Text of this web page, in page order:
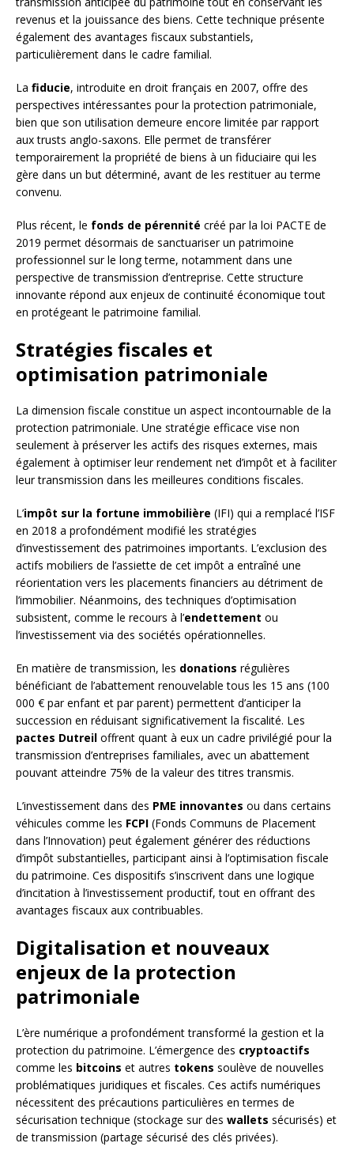
revenus et la jouissance des biens. Cette technique présente
également des avantages fiscaux substantiels,
particulièrement dans le cadre familial.
La fiducie, introduite en droit français en 2007, offre des
perspectives intéressantes pour la protection patrimoniale,
bien que son utilisation demeure encore limitée par rapport
aux trusts anglo-saxons. Elle permet de transférer
temporairement la propriété de biens à un fiduciaire qui les
gère dans un but déterminé, avant de les restituer au terme
convenu.
Plus récent, le fonds de pérennité créé par la loi PACTE de
2019 permet désormais de sanctuariser un patrimoine
professionnel sur le long terme, notamment dans une
perspective de transmission d’entreprise. Cette structure
innovante répond aux enjeux de continuité économique tout
en protégeant le patrimoine familial.
Stratégies fiscales et
optimisation patrimoniale
La dimension fiscale constitue un aspect incontournable de la
protection patrimoniale. Une stratégie efficace vise non
seulement à préserver les actifs des risques externes, mais
également à optimiser leur rendement net d’impôt et à faciliter
leur transmission dans les meilleures conditions fiscales.
L’impôt sur la fortune immobilière (IFI) qui a remplacé l’ISF
en 2018 a profondément modifié les stratégies
d’investissement des patrimoines importants. L’exclusion des
actifs mobiliers de l’assiette de cet impôt a entraîné une
réorientation vers les placements financiers au détriment de
l’immobilier. Néanmoins, des techniques d’optimisation
subsistent, comme le recours à l’endettement ou
l’investissement via des sociétés opérationnelles.
En matière de transmission, les donations régulières
bénéficiant de l’abattement renouvelable tous les 15 ans (100
000 € par enfant et par parent) permettent d’anticiper la
succession en réduisant significativement la fiscalité. Les
pactes Dutreil offrent quant à eux un cadre privilégié pour la
transmission d’entreprises familiales, avec un abattement
pouvant atteindre 75% de la valeur des titres transmis.
L’investissement dans des PME innovantes ou dans certains
véhicules comme les FCPI (Fonds Communs de Placement
dans l’Innovation) peut également générer des réductions
d’impôt substantielles, participant ainsi à l’optimisation fiscale
du patrimoine. Ces dispositifs s’inscrivent dans une logique
d’incitation à l’investissement productif, tout en offrant des
avantages fiscaux aux contribuables.
Digitalisation et nouveaux
enjeux de la protection
patrimoniale
L’ère numérique a profondément transformé la gestion et la
protection du patrimoine. L’émergence des cryptoactifs
comme les bitcoins et autres tokens soulève de nouvelles
problématiques juridiques et fiscales. Ces actifs numériques
nécessitent des précautions particulières en termes de
sécurisation technique (stockage sur des wallets sécurisés) et
de transmission (partage sécurisé des clés privées).